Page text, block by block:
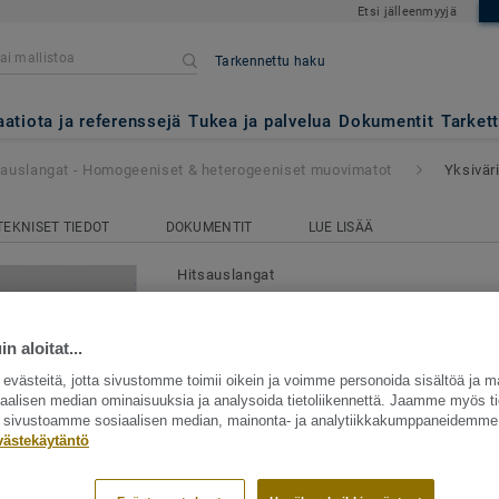
Etsi jälleenmyyjä
Tarkennettu haku
ja referenssejä Tukea ja palvelua Dokumentit
& heterogeeniset
- Homogeeniset & heterogeeniset muovimatot
TIEDOT DOKUMENTIT LUE LISÄÄ
Hitsauslangat
heterogeeniset
LIDO 0172
Hitsauslangoilla saadaan liitettyä kaksi
edellytyksenä on aina kuumahitsaus
aloitat...
evästeitä, jotta sivustomme toimii oikein ja voimme personoida sisältöä ja
median ominaisuuksia ja analysoida tietoliikennettä. Jaamme myös
sosiaalisen median, mainonta- ja analytiikkakumppaneidemme